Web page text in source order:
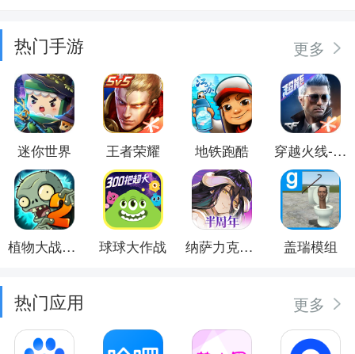
热门手游 更多
迷你世界 王者荣耀 地铁跑酷 穿越火线-枪战王者
植物大战僵尸2 球球大作战 纳萨力克之王 盖瑞模组
热门应用 更多